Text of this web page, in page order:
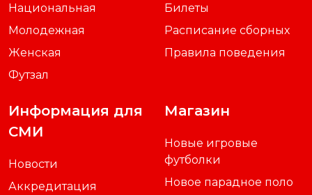
Национальная
Молодежная
Женская
Футзал
Билеты
Расписание сборных
Правила поведения
Информация для
СМИ
Новости
Аккредитация
Магазин
Новые игровые
футболки
Новое парадное поло